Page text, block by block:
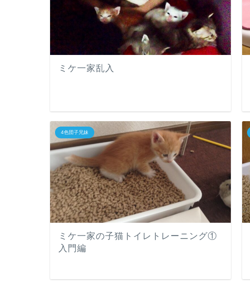
ミケ一家乱入
4色団子兄妹
ミケ一家の子猫トイレトレーニング①
入門編